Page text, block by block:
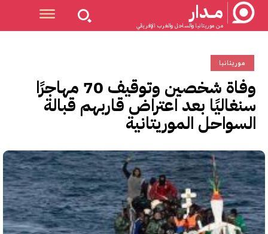
مــدار
من موريتانيا والساحل والغرب الإفريقي
موريتانيا
وفاة شخصين وتوقيف 70 مهاجرًا
سنغاليًا بعد اعتراض قاربهم قبالة
السواحل الموريتانية